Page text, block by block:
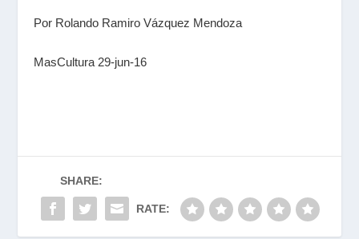
Por Rolando Ramiro Vázquez Mendoza
MasCultura 29-jun-16
SHARE:
RATE: